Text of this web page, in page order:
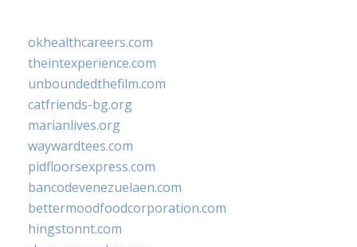
okhealthcareers.com
theintexperience.com
unboundedthefilm.com
catfriends-bg.org
marianlives.org
waywardtees.com
pidfloorsexpress.com
bancodevenezuelaen.com
bettermoodfoodcorporation.com
hingstonnt.com